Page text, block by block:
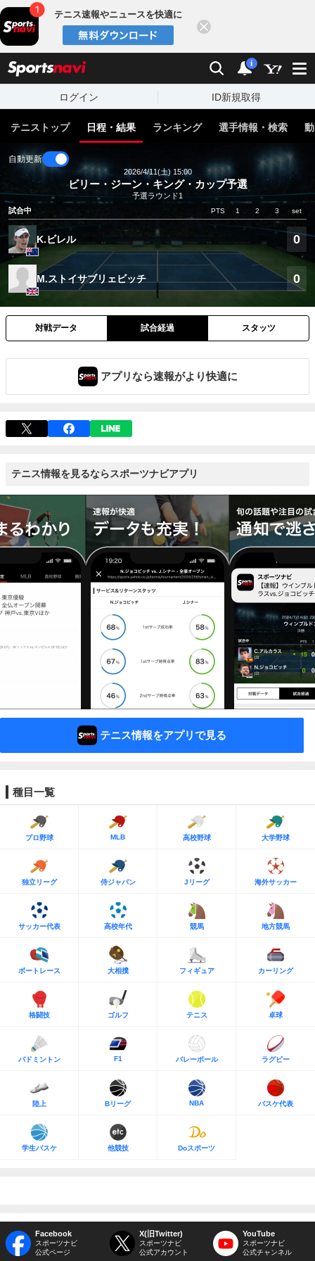
テニス速報やニュースを快適に
検索 通知
i
ログイン ID新規取得
テニストップ 日程・結果 ランキング 選手情報・検索
自動更新
2026/4/11(土) 15:00
ビリー・ジーン・キング・カップ予選
予選ラウンド1
試合中
PTS 1 2 3 set
K.ビレル 0
M.ストイサブリェビッチ 0
対戦データ 試合経過 スタッツ
アプリなら速報がより快適に
テニス情報を見るならスポーツナビアプリ
テニス情報をアプリで見る
種目一覧
プロ野球 MLB 高校野球 大学野球
独立リーグ 侍ジャパン Jリーグ 海外サッカー
サッカー代表 高校年代 競馬 地方競馬
ボートレース 大相撲 フィギュア カーリング
格闘技 ゴルフ テニス 卓球
バドミントン F1 バレーボール ラグビー
陸上 Bリーグ NBA バスケ代表
学生バスケ 他競技 Doスポーツ
Facebook
スポーツナビ
公式ページ
X(旧Twitter)
スポーツナビ
公式アカウント
YouTube
スポーツナビ
公式チャンネル